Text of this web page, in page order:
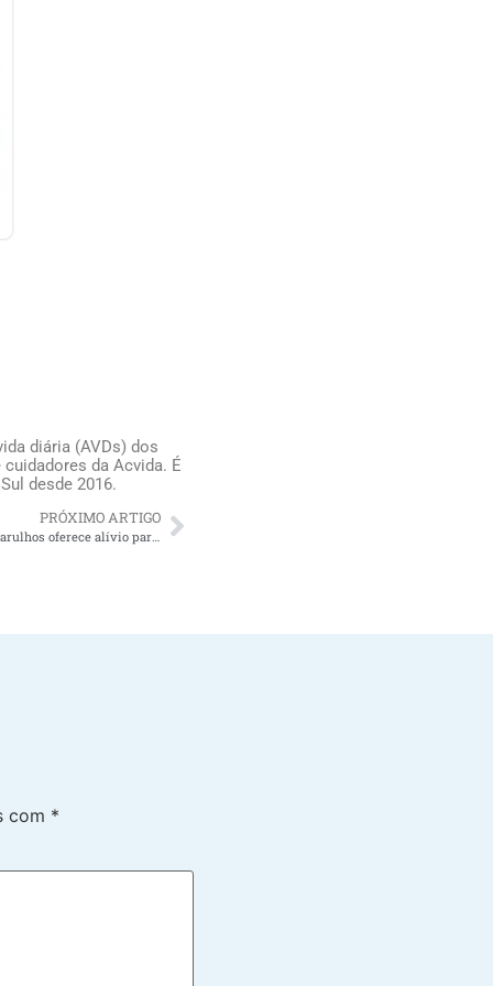
diária (AVDs) dos
da Acvida. É
desde 2016.
PRÓXIMO ARTIGO
Porque contratar cuidadores de idosos Guarulhos oferece alívio para os familiares do idoso
com *